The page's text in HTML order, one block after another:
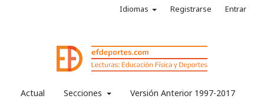
Actual Secciones Versión Anterior 1997-2017
Idiomas Registrarse Entrar